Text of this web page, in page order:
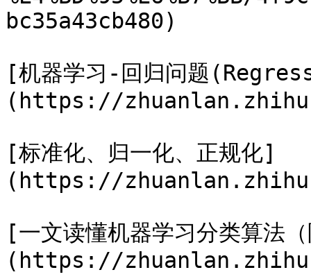
bc35a43cb480)
[机器学习-回归问题
(https://
[标准化、归一化、正规化]
(https://
[一文读懂机器学习分类算法
(https://